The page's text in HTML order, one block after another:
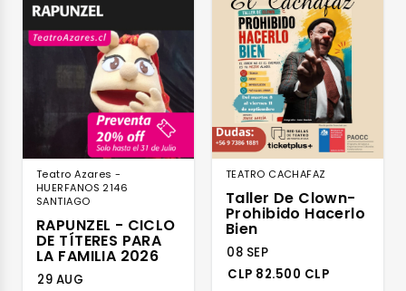
Teatro Azares -
HUERFANOS 2146
SANTIAGO
RAPUNZEL - CICLO
DE TÍTERES PARA
LA FAMILIA 2026
29 AUG
TEATRO CACHAFAZ
Taller De Clown-
Prohibido Hacerlo
Bien
08 SEP
CLP 82.500 CLP